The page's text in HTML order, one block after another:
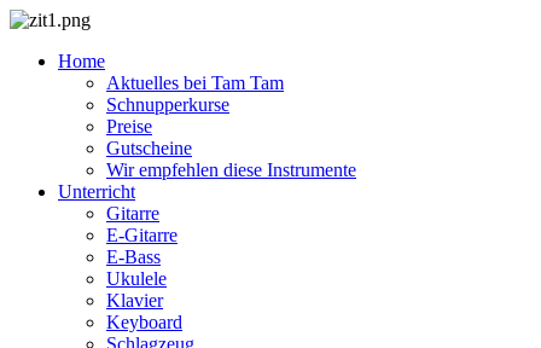
Home
Aktuelles bei Tam Tam
Schnupperkurse
Preise
Gutscheine
Wir empfehlen diese Instrumente
Unterricht
Gitarre
E-Gitarre
E-Bass
Ukulele
Klavier
Keyboard
Schlagzeug